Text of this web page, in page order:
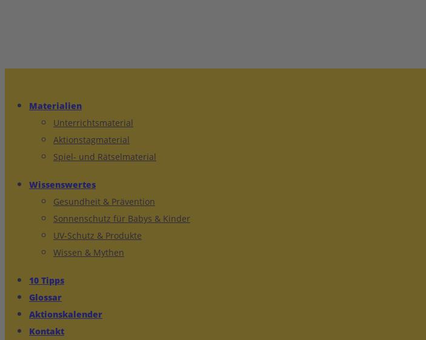
Materialien
Unterrichtsmaterial
Aktionstagmaterial
Spiel- und Rätselmaterial
Wissenswertes
Gesundheit & Prävention
Sonnenschutz für Babys & Kinder
UV-Schutz & Produkte
Wissen & Mythen
10 Tipps
Glossar
Aktionskalender
Kontakt